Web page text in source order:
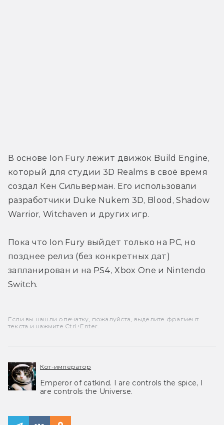
В основе Ion Fury лежит движок Build Engine,
который для студии 3D Realms в своё время
создал Кен Сильверман. Его использовали
разработчики Duke Nukem 3D, Blood, Shadow
Warrior, Witchaven и других игр.
Пока что Ion Fury выйдет только на PC, но
позднее релиз (без конкретных дат)
запланирован и на PS4, Xbox One и Nintendo
Switch.
Если вы нашли опечатку, пожалуйста, выделите фрагмент
текста и нажмите Ctrl+Enter.
Кот-император
Emperor of catkind. I are controls the spice, I
are controls the Universe.